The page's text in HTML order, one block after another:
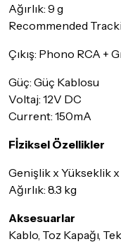
Ağırlık: 9 g
Recommended
Çıkış: Phono RCA +
Güç: Güç Kablosu
Voltaj: 12V DC
Current: 150mA
Fİziksel Özellikler
Genişlik x Yükseklik
Ağırlık: 8.3 kg
Aksesuarlar
Kablo, Toz Kapağı,